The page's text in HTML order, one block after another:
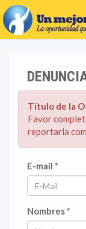
Título de la
Favor
reportarla
E-mail *
Nombres *